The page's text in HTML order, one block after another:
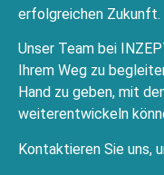
erfolgreichen Zukunft.
Unser Team bei
Ihrem Weg zu
Hand zu geben, mit
weiterentwickeln
Kontaktieren Sie uns,